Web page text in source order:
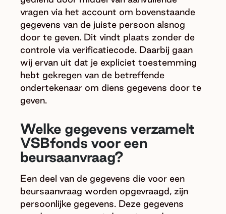
vragen via het account om bovenstaande
gegevens van de juiste persoon alsnog
door te geven. Dit vindt plaats zonder de
controle via verificatiecode. Daarbij gaan
wij ervan uit dat je expliciet toestemming
hebt gekregen van de betreffende
ondertekenaar om diens gegevens door te
geven.
Welke gegevens verzamelt
VSBfonds voor een
beursaanvraag?
Een deel van de gegevens die voor een
beursaanvraag worden opgevraagd, zijn
persoonlijke gegevens. Deze gegevens